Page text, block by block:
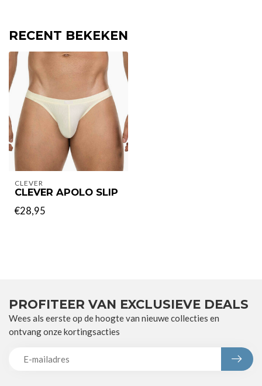
RECENT BEKEKEN
CLEVER
CLEVER APOLO SLIP
€28,95
PROFITEER VAN EXCLUSIEVE DEALS
Wees als eerste op de hoogte van nieuwe collecties en
ontvang onze kortingsacties